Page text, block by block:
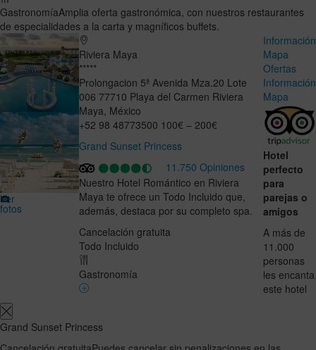
GastronomíaAmplia oferta gastronómica, con nuestros restaurantes
de especialidades a la carta y magníficos buffets.
Ver
fotos
Riviera Maya
*****
Prolongacion 5ª Avenida Mza.20 Lote
006 77710 Playa del Carmen Riviera
Maya México
+52 98 48773500 100€ – 200€
Grand Sunset Princess
11.750 Opiniones
Nuestro Hotel Romántico en Riviera
Maya te ofrece un Todo Incluido que,
además, destaca por su completo spa.
Cancelación gratuita
Todo Incluido
Gastronomía
Información
Mapa
Ofertas
Información
Mapa
Hotel
perfecto
para
parejas o
amigos
A más de
11.000
personas
les encanta
este hotel
Grand Sunset Princess